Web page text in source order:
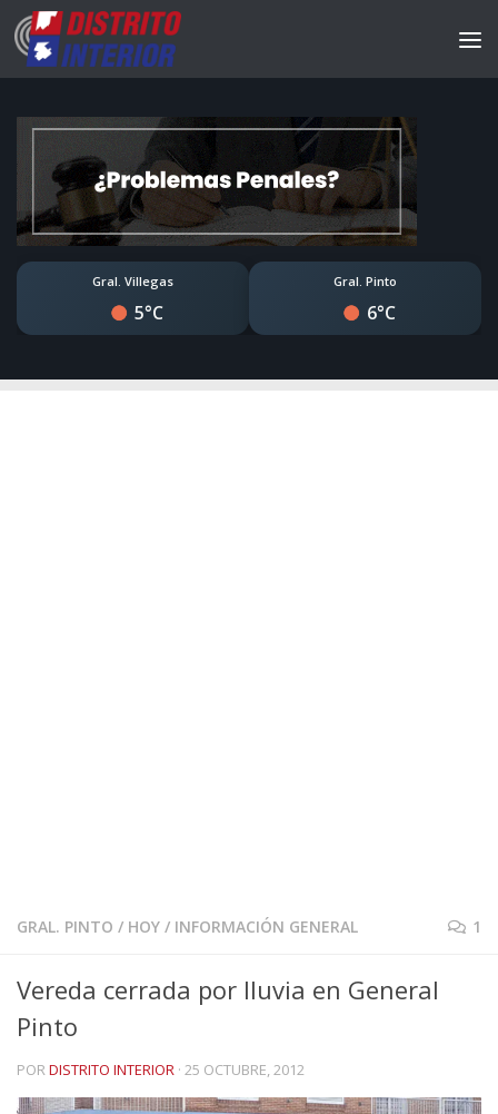
Gral. Villegas
5°C
Gral. Pinto
6°C
GRAL. PINTO / HOY / INFORMACIÓN GENERAL 1
Vereda cerrada por lluvia en General
Pinto
PORDISTRITO INTERIOR · 25 OCTUBRE, 2012